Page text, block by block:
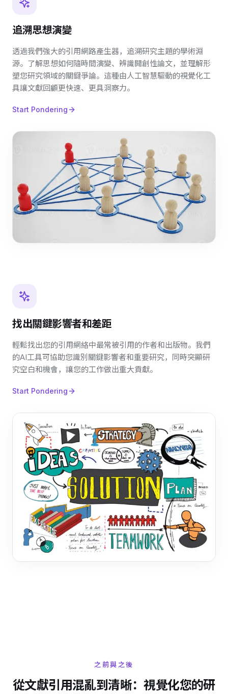
追溯思想演變
透過我們強大的引用網路產生器，追溯研究主題的學術淵
源。了解思想如何隨時間演變、辨識開創性論文，並理解形
塑您研究領域的關鍵爭論。這種由人工智慧驅動的視覺化工
具讓文獻回顧更快速、更具洞察力。
Start Pondering
找出關鍵影響者和差距
輕鬆找出您的引用網絡中最常被引用的作者和出版物。我們
的AI工具可協助您識別關鍵影響者和重要研究，同時突顯研
究空白和機會，讓您的工作做出重大貢獻。
Start Pondering
之前與之後
從文獻引用混亂到清晰：視覺化您的研